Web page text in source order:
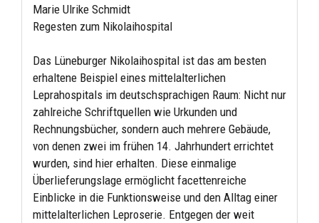
Marie Ulrike Schmidt
Regesten zum Nikolaihospital
Das Lüneburger Nikolaihospital ist das am besten
erhaltene Beispiel eines mittelalterlichen
Leprahospitals im deutschsprachigen Raum: Nicht nur
zahlreiche Schriftquellen wie Urkunden und
Rechnungsbücher, sondern auch mehrere Gebäude,
von denen zwei im frühen 14. Jahrhundert errichtet
wurden, sind hier erhalten. Diese einmalige
Überlieferungslage ermöglicht facettenreiche
Einblicke in die Funktionsweise und den Alltag einer
mittelalterlichen Leproserie. Entgegen der weit